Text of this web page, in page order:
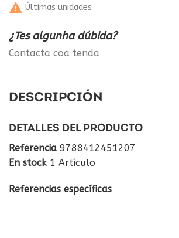
 Últimas unidades
¿Tes algunha dúbida?
Contacta coa tenda
DESCRIPCIÓN
DETALLES DEL PRODUCTO
Referencia 9788412451207
En stock 1 Artículo
Referencias específicas